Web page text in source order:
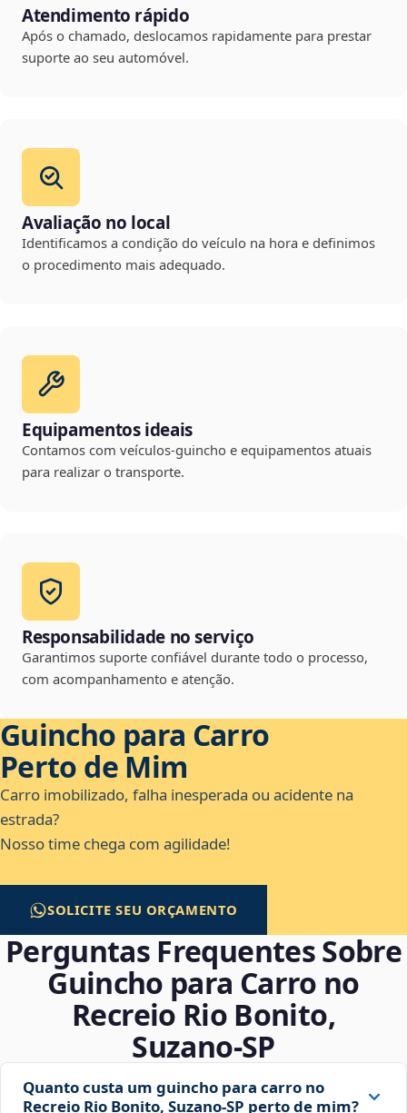
Atendimento rápido
Após o chamado, deslocamos rapidamente para prestar
suporte ao seu automóvel.
Avaliação no local
Identificamos a condição do veículo na hora e definimos
o procedimento mais adequado.
Equipamentos ideais
Contamos com veículos-guincho e equipamentos atuais
para realizar o transporte.
Responsabilidade no serviço
Garantimos suporte confiável durante todo o processo,
com acompanhamento e atenção.
Guincho para Carro
Perto de Mim
Carro imobilizado, falha inesperada ou acidente na
estrada?
Nosso time chega com agilidade!
SOLICITE SEU ORÇAMENTO
Perguntas Frequentes Sobre
Guincho para Carro no
Recreio Rio Bonito,
Suzano‑SP
Quanto custa um guincho para carro no
Recreio Rio Bonito, Suzano‑SP perto de mim?